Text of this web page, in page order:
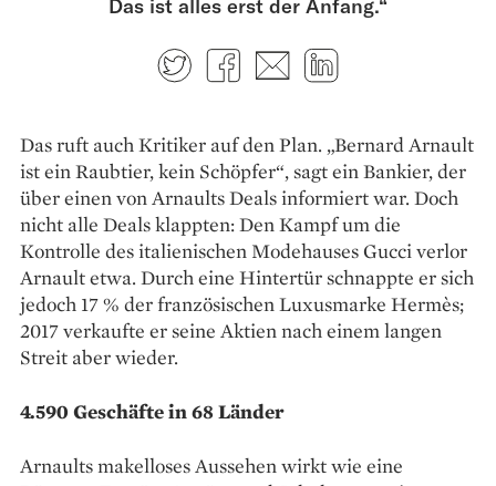
Das ist alles erst der Anfang.“
TwitterFacebook
E-mail
Das ruft auch Kritiker auf den Plan. „Bernard Arnault
ist ein Raubtier, kein Schöpfer“, sagt ein Bankier, der
über einen von Arnaults Deals informiert war. Doch
nicht alle Deals klappten: Den Kampf um die
Kontrolle des italienischen Modehauses Gucci verlor
Arnault etwa. Durch eine Hintertür schnappte er sich
jedoch 17 % der französischen Luxusmarke Hermès;
2017 verkaufte er seine Aktien nach einem langen
Streit aber ­wieder.
4.590 Geschäfte in 68 Länder
Arnaults makelloses Aussehen wirkt wie eine